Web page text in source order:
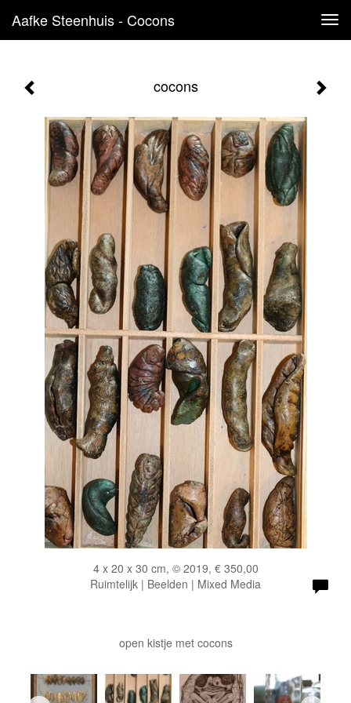
Aafke Steenhuis - Cocons
cocons
4 x 20 x 30 cm, © 2019, € 350,00
Ruimtelijk | Beelden | Mixed Media
open kistje met cocons